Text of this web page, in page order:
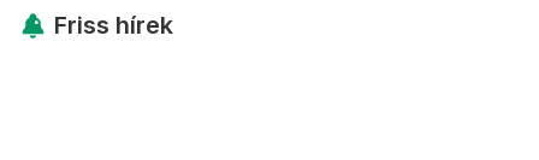
Friss hírek